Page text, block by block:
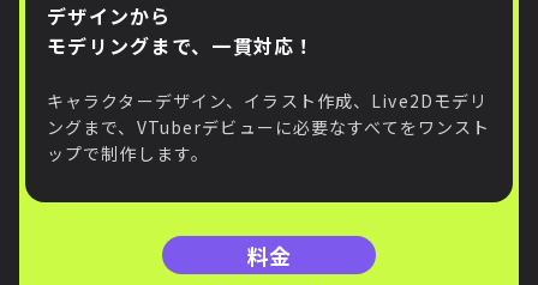
デザインから
モデリングまで、一貫対応！
キャラクターデザイン、イラスト作成、Live2Dモデリ
ングまで、VTuberデビューに必要なすべてをワンスト
ップで制作します。
料金